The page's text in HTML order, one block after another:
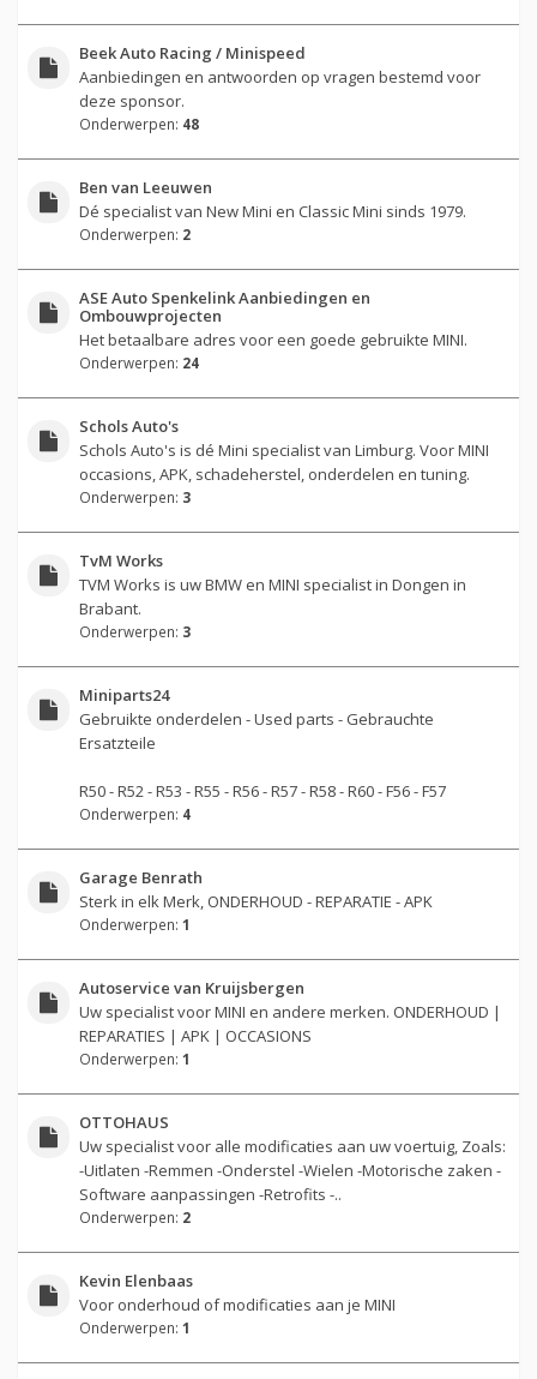
Beek Auto Racing / Minispeed
Aanbiedingen en antwoorden op vragen bestemd voor
deze sponsor.
Onderwerpen: 48
Ben van Leeuwen
Dé specialist van New Mini en Classic Mini sinds 1979.
Onderwerpen: 2
ASE Auto Spenkelink Aanbiedingen en
Ombouwprojecten
Het betaalbare adres voor een goede gebruikte MINI.
Onderwerpen: 24
Schols Auto's
Schols Auto's is dé Mini specialist van Limburg. Voor MINI
occasions, APK, schadeherstel, onderdelen en tuning.
Onderwerpen: 3
TvM Works
TVM Works is uw BMW en MINI specialist in Dongen in
Brabant.
Onderwerpen: 3
Miniparts24
Gebruikte onderdelen - Used parts - Gebrauchte
Ersatzteile
R50 - R52 - R53 - R55 - R56 - R57 - R58 - R60 - F56 - F57
Onderwerpen: 4
Garage Benrath
Sterk in elk Merk, ONDERHOUD - REPARATIE - APK
Onderwerpen: 1
Autoservice van Kruijsbergen
Uw specialist voor MINI en andere merken. ONDERHOUD |
REPARATIES | APK | OCCASIONS
Onderwerpen: 1
OTTOHAUS
Uw specialist voor alle modificaties aan uw voertuig, Zoals:
-Uitlaten -Remmen -Onderstel -Wielen -Motorische zaken -
Software aanpassingen -Retrofits -..
Onderwerpen: 2
Kevin Elenbaas
Voor onderhoud of modificaties aan je MINI
Onderwerpen: 1